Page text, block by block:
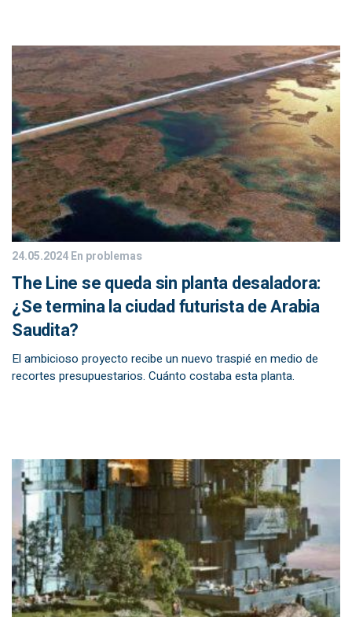
24.05.2024En problemas
The Line se queda sin planta desaladora:
¿Se termina la ciudad futurista de Arabia
Saudita?
El ambicioso proyecto recibe un nuevo traspié en medio de
recortes presupuestarios. Cuánto costaba esta planta.